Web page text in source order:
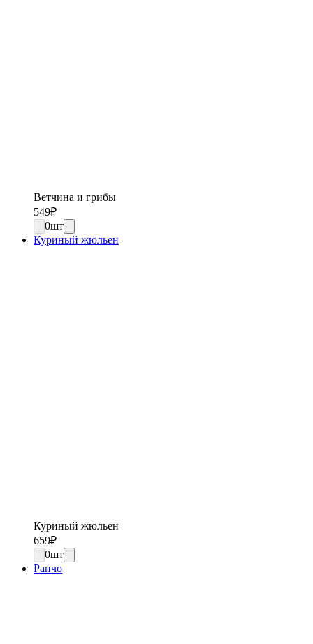
Ветчина и грибы
549₽
0шт
Куриный жюльен
Куриный жюльен
659₽
0шт
Ранчо